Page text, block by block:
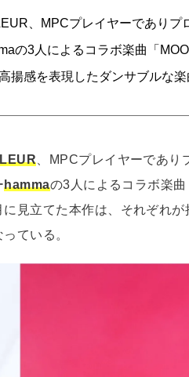
、MPCプレイヤーであり
の3人によるコラボ楽曲「
揚感を表現したダンサブルな楽
、MPCプレイヤーであり
hammaの3人によるコラボ楽
見立てた本作は、それぞれ
ている。